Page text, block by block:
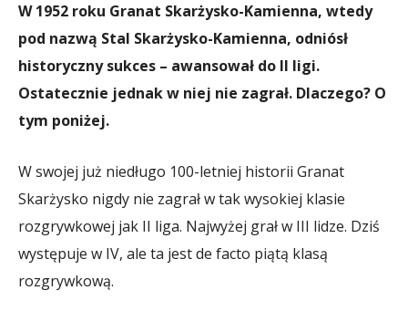
W 1952 roku Granat Skarżysko-Kamienna, wtedy
pod nazwą Stal Skarżysko-Kamienna, odniósł
historyczny sukces – awansował do II ligi.
Ostatecznie jednak w niej nie zagrał. Dlaczego? O
tym poniżej.
W swojej już niedługo 100-letniej historii Granat
Skarżysko nigdy nie zagrał w tak wysokiej klasie
rozgrywkowej jak II liga. Najwyżej grał w III lidze. Dziś
występuje w IV, ale ta jest de facto piątą klasą
rozgrywkową.